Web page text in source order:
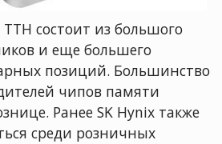
состоит из большого
и еще большего
позиций. Большинство
чипов памяти
Ранее SK Hynix также
среди розничных